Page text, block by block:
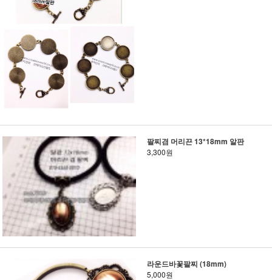
팔찌겸 머리끈 13*18mm 알판
3,300원
라운드바꽃팔찌 (18mm)
5,000원